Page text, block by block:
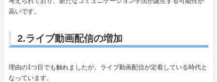
高いです。
2.ライブ動画配信の増加
理由の1つ目でも触れましたが、ライブ動画配信が定着している時代と
なっています。